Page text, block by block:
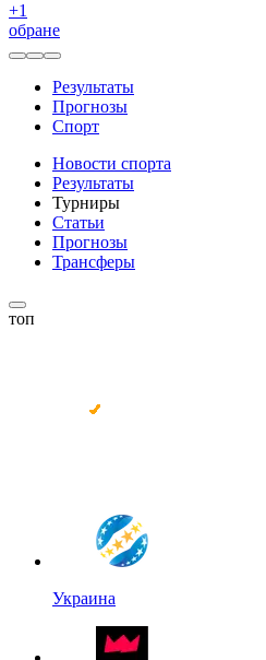
+1
обране
Результаты
Прогнозы
Спорт
Новости спорта
Результаты
Турниры
Статьи
Прогнозы
Трансферы
топ
Украина